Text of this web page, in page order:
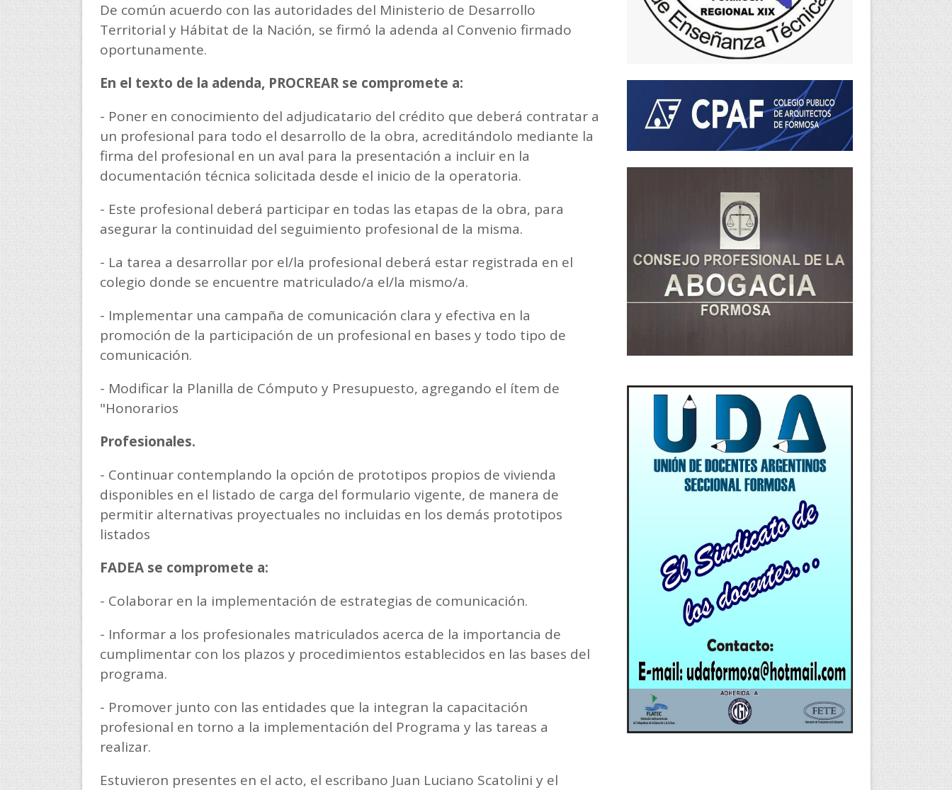
De común acuerdo con las autoridades del Ministerio de Desarrollo
Territorial y Hábitat de la Nación, se firmó la adenda al Convenio firmado
oportunamente.
En el texto de la adenda, PROCREAR se compromete a:
- Poner en conocimiento del adjudicatario del crédito que deberá contratar a
un profesional para todo el desarrollo de la obra, acreditándolo mediante la
firma del profesional en un aval para la presentación a incluir en la
documentación técnica solicitada desde el inicio de la operatoria.
- Este profesional deberá participar en todas las etapas de la obra, para
asegurar la continuidad del seguimiento profesional de la misma.
- La tarea a desarrollar por el/la profesional deberá estar registrada en el
colegio donde se encuentre matriculado/a el/la mismo/a.
- Implementar una campaña de comunicación clara y efectiva en la
promoción de la participación de un profesional en bases y todo tipo de
comunicación.
- Modificar la Planilla de Cómputo y Presupuesto, agregando el ítem de
"Honorarios
Profesionales.
- Continuar contemplando la opción de prototipos propios de vivienda
disponibles en el listado de carga del formulario vigente, de manera de
permitir alternativas proyectuales no incluidas en los demás prototipos
listados
FADEA se compromete a:
- Colaborar en la implementación de estrategias de comunicación.
- Informar a los profesionales matriculados acerca de la importancia de
cumplimentar con los plazos y procedimientos establecidos en las bases del
programa.
- Promover junto con las entidades que la integran la capacitación
profesional en torno a la implementación del Programa y las tareas a
realizar.
Estuvieron presentes en el acto, el escribano Juan Luciano Scatolini y el